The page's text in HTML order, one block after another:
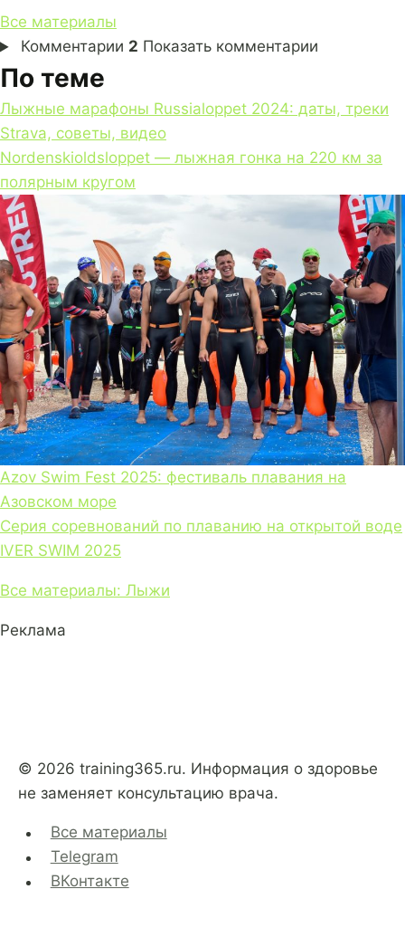
Все материалы
Комментарии 2 Показать комментарии
По теме
Лыжные марафоны Russialoppet 2024: даты, треки
Strava, советы, видео
Nordenskioldsloppet — лыжная гонка на 220 км за
полярным кругом
Azov Swim Fest 2025: фестиваль плавания на
Азовском море
Серия соревнований по плаванию на открытой воде
IVER SWIM 2025
Все материалы: Лыжи
Реклама
© 2026 training365.ru. Информация о здоровье
не заменяет консультацию врача.
Все материалы
Telegram
ВКонтакте